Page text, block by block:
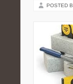
POSTED